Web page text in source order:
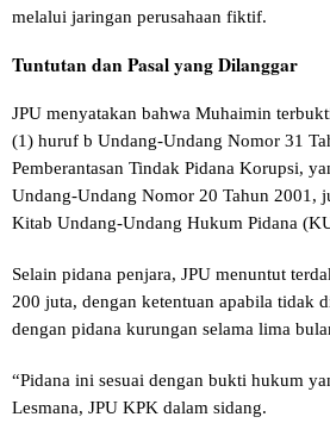
melalui jaringan perusahaan fiktif.
Tuntutan dan Pasal yang Dilanggar
JPU menyatakan bahwa Muhaimin
(1) huruf b Undang-Undang Nomor 31
Pemberantasan Tindak Pidana Korupsi,
Undang-Undang Nomor 20 Tahun 2001,
Kitab Undang-Undang Hukum Pidana
Selain pidana penjara, JPU menuntut
200 juta, dengan ketentuan apabila tidak
dengan pidana kurungan selama lima
“Pidana ini sesuai dengan bukti hukum
Lesmana, JPU KPK dalam sidang.